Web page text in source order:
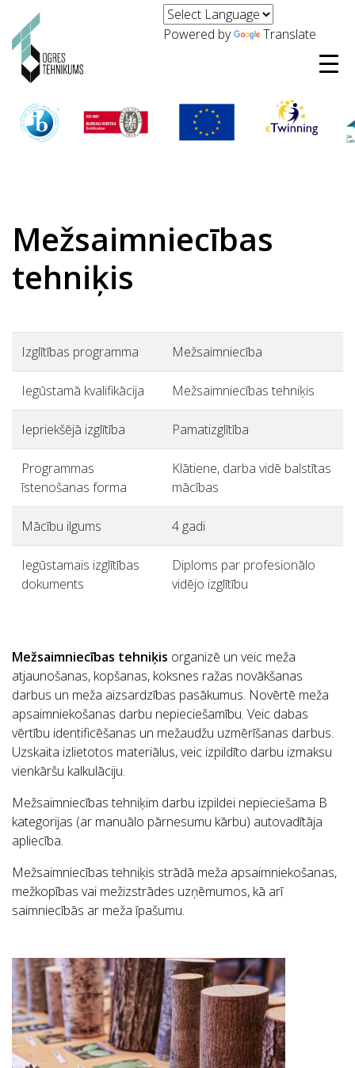
Powered by Translate
Mežsaimniecības
tehniķis
Izglītības programma Mežsaimniecība
Iegūstamā kvalifikācija Mežsaimniecības tehniķis
Iepriekšējā izglītība Pamatizglītība
Programmas
īstenošanas forma
Klātiene, darba vidē balstītas
mācības
Mācību ilgums 4 gadi
Iegūstamais izglītības
dokuments
Diploms par profesionālo
vidējo izglītību
Mežsaimniecības tehniķis organizē un veic meža
atjaunošanas, kopšanas, koksnes ražas novākšanas
darbus un meža aizsardzības pasākumus. Novērtē meža
apsaimniekošanas darbu nepieciešamību. Veic dabas
vērtību identificēšanas un mežaudžu uzmērīšanas darbus.
Uzskaita izlietotos materiālus, veic izpildīto darbu izmaksu
vienkāršu kalkulāciju.
Mežsaimniecības tehniķim darbu izpildei nepieciešama B
kategorijas (ar manuālo pārnesumu kārbu) autovadītāja
apliecība.
Mežsaimniecības tehniķis strādā meža apsaimniekošanas,
mežkopības vai mežizstrādes uzņēmumos, kā arī
saimniecībās ar meža īpašumu.